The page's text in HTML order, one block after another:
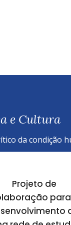
e Cultura
da condição
Literatura,
– José
e